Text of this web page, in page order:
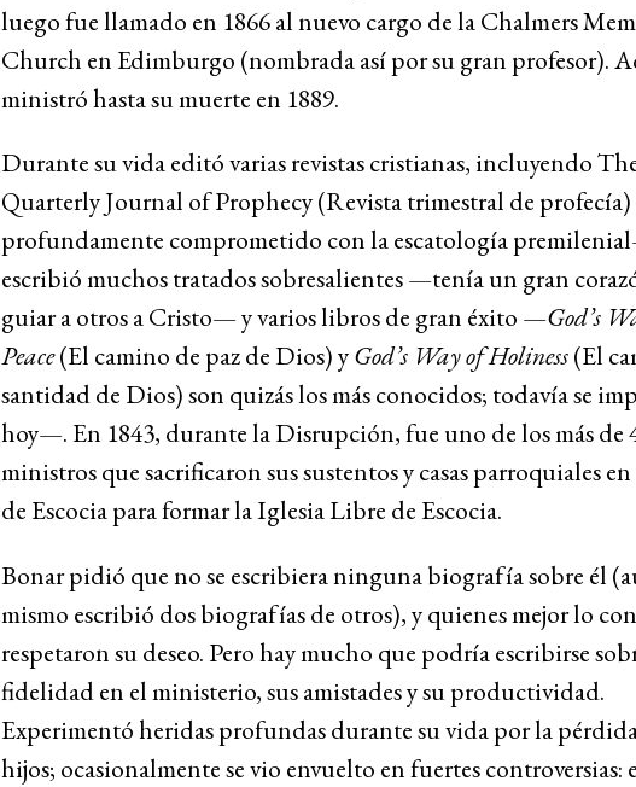
luego fue llamado en 1866 al nuevo cargo de la Chalmers
Church en Edimburgo (nombrada así por su gran profesor).
ministró hasta su muerte en 1889.
Durante su vida editó varias revistas cristianas, incluyendo
Quarterly Journal of Prophecy (Revista trimestral de
profundamente comprometido con la escatología
escribió muchos tratados sobresalientes —tenía un gran
guiar a otros a Cristo— y varios libros de gran éxito —God’s
Peace(El camino de paz de Dios) yGod’s Way of Holiness(El
santidad de Dios) son quizás los más conocidos; todavía se
hoy—. En 1843, durante la Disrupción, fue uno de los más de
ministros que sacrificaron sus sustentos y casas parroquiales
de Escocia para formar la Iglesia Libre de Escocia.
Bonar pidió que no se escribiera ninguna biografía sobre él
mismo escribió dos biografías de otros), y quienes mejor lo
respetaron su deseo. Pero hay mucho que podría escribirse
fidelidad en el ministerio, sus amistades y su productividad.
Experimentó heridas profundas durante su vida por la
hijos; ocasionalmente se vio envuelto en fuertes controversias: